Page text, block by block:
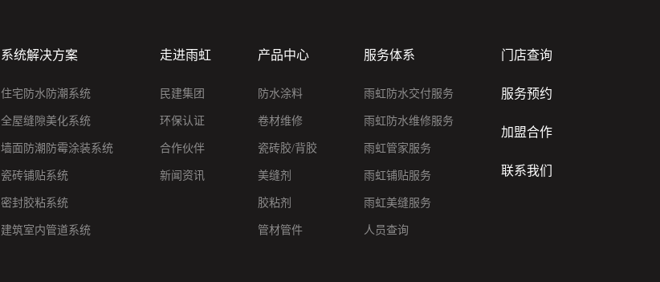
系统解决方案
住宅防水防潮系统
全屋缝隙美化系统
墙面防潮防霉涂装系统
瓷砖铺贴系统
密封胶粘系统
建筑室内管道系统
走进雨虹
民建集团
环保认证
合作伙伴
新闻资讯
产品中心
防水涂料
卷材维修
瓷砖胶/背胶
美缝剂
胶粘剂
管材管件
服务体系
雨虹防水交付服务
雨虹防水维修服务
雨虹管家服务
雨虹铺贴服务
雨虹美缝服务
人员查询
门店查询
服务预约
加盟合作
联系我们